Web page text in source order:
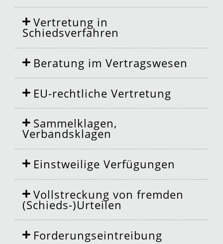
Vertretung in
Schiedsverfahren
Beratung im Vertragswesen
EU-rechtliche Vertretung
Sammelklagen,
Verbandsklagen
Einstweilige Verfügungen
Vollstreckung von fremden
(Schieds-)Urteilen
Forderungseintreibung